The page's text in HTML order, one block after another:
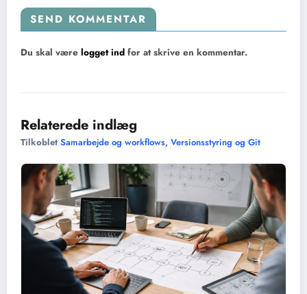
SEND KOMMENTAR
Du skal være logget ind for at skrive en kommentar.
Relaterede indlæg
Tilkoblet Samarbejde og workflows, Versionsstyring og Git